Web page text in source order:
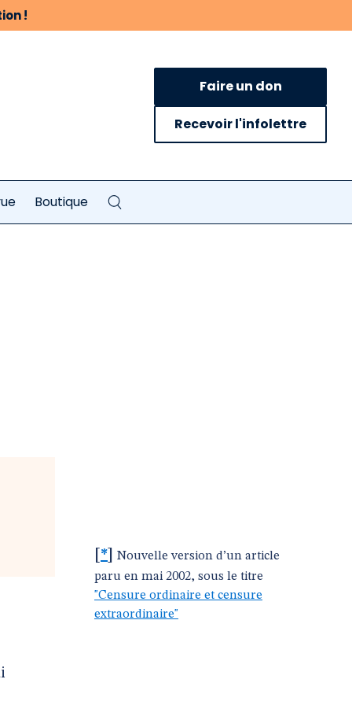
!
Faire un don
Recevoir l'infolettre
Boutique
*
Nouvelle version d’un article
paru en mai 2002, sous le titre
"Censure ordinaire et censure
extraordinaire"